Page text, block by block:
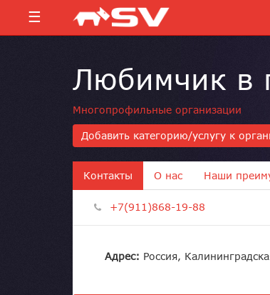
☰
Любимчик в
Многопрофильные организации
Добавить категорию/услугу к
Контакты О нас Наши
+7(911)868-19-88
Адрес: Россия,